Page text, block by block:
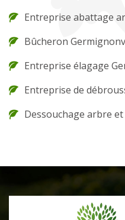
Entreprise abattage
Bûcheron
Entreprise élagage
Entreprise de
Dessouchage arbre